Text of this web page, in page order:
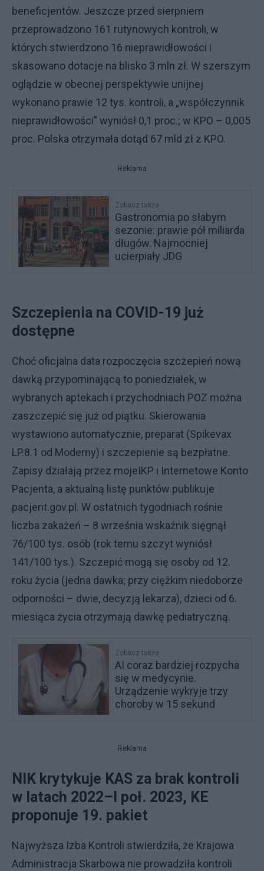
beneficjentów. Jeszcze przed sierpniem
przeprowadzono 161 rutynowych kontroli, w
których stwierdzono 16 nieprawidłowości i
skasowano dotacje na blisko 3 mln zł. W szerszym
oglądzie w obecnej perspektywie unijnej
wykonano prawie 12 tys. kontroli, a „współczynnik
nieprawidłowości” wyniósł 0,1 proc.; w KPO – 0,005
proc. Polska otrzymała dotąd 67 mld zł z KPO.
Reklama
Zobacz także
Gastronomia po słabym
sezonie: prawie pół miliarda
długów. Najmocniej
ucierpiały JDG
Szczepienia na COVID-19 już
dostępne
Choć oficjalna data rozpoczęcia szczepień nową
dawką przypominającą to poniedziałek, w
wybranych aptekach i przychodniach POZ można
zaszczepić się już od piątku. Skierowania
wystawiono automatycznie, preparat (Spikevax
LP.8.1 od Moderny) i szczepienie są bezpłatne.
Zapisy działają przez mojeIKP i Internetowe Konto
Pacjenta, a aktualną listę punktów publikuje
pacjent.gov.pl. W ostatnich tygodniach rośnie
liczba zakażeń – 8 września wskaźnik sięgnął
76/100 tys. osób (rok temu szczyt wyniósł
141/100 tys.). Szczepić mogą się osoby od 12.
roku życia (jedna dawka; przy ciężkim niedoborze
odporności – dwie, decyzją lekarza), dzieci od 6.
miesiąca życia otrzymają dawkę pediatryczną.
Zobacz także
AI coraz bardziej rozpycha
się w medycynie.
Urządzenie wykryje trzy
choroby w 15 sekund
Reklama
NIK krytykuje KAS za brak kontroli
w latach 2022–I poł. 2023, KE
proponuje 19. pakiet
Najwyższa Izba Kontroli stwierdziła, że Krajowa
Administracja Skarbowa nie prowadziła kontroli